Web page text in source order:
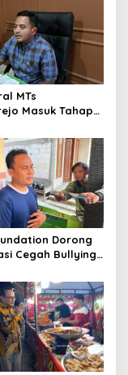
MTs
Masuk Tahap
Alat Bukti
Dorong
Cegah Bullying